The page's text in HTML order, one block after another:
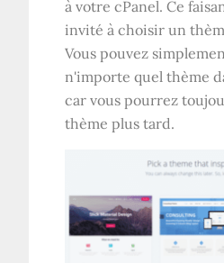
à votre cPanel. Ce
invité à choisir un
Vous pouvez
n'importe quel thème
car vous pourrez
thème plus tard.